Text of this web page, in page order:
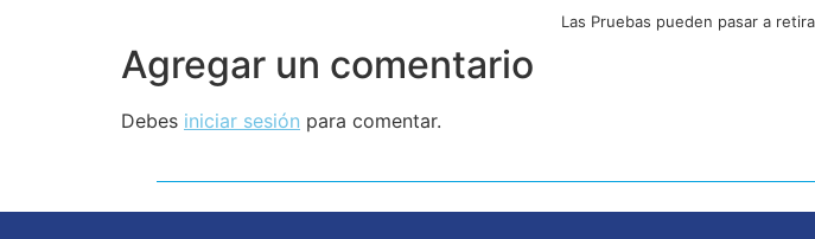
Las Pruebas pueden pasar a
Agregar un comentario
Debes iniciar sesión para comentar.